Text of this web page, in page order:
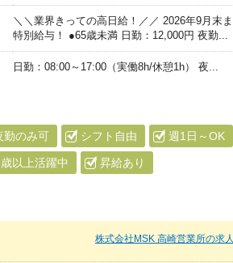
＼＼業界きっての高日給！／／ 2026年9月末
特別給与！ ●65歳未満 日勤：12,000円 夜勤...
日勤：08:00～17:00（実働8h/休憩1h） 夜...
勤のみ可 シフト自由 週1日～OK
以上活躍中 昇給あり
株式会社MSK 高崎営業所の求